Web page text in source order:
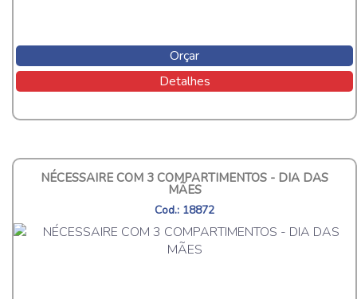
Orçar
Detalhes
NÉCESSAIRE COM 3 COMPARTIMENTOS - DIA DAS
MÃES
Cod.: 18872